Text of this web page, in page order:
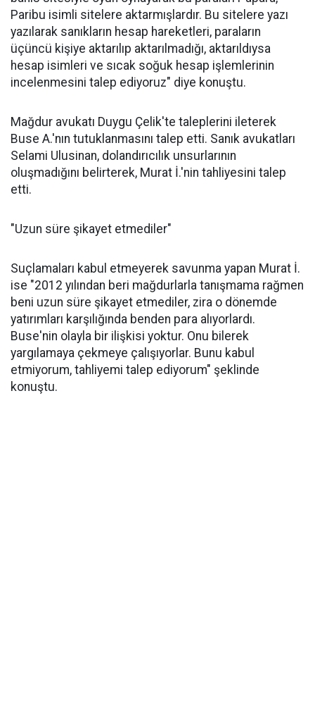
Paribu isimli sitelere aktarmışlardır. Bu sitelere yazı
yazılarak sanıkların hesap hareketleri, paraların
üçüncü kişiye aktarılıp aktarılmadığı, aktarıldıysa
hesap isimleri ve sıcak soğuk hesap işlemlerinin
incelenmesini talep ediyoruz" diye konuştu.
Mağdur avukatı Duygu Çelik'te taleplerini ileterek
Buse A.'nın tutuklanmasını talep etti. Sanık avukatları
Selami Ulusinan, dolandırıcılık unsurlarının
oluşmadığını belirterek, Murat İ.'nin tahliyesini talep
etti.
"Uzun süre şikayet etmediler"
Suçlamaları kabul etmeyerek savunma yapan Murat İ.
ise "2012 yılından beri mağdurlarla tanışmama rağmen
beni uzun süre şikayet etmediler, zira o dönemde
yatırımları karşılığında benden para alıyorlardı.
Buse'nin olayla bir ilişkisi yoktur. Onu bilerek
yargılamaya çekmeye çalışıyorlar. Bunu kabul
etmiyorum, tahliyemi talep ediyorum" şeklinde
konuştu.